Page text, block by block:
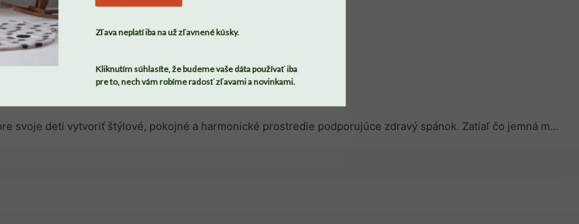
Jednofarebné obliečky sú tajnou zbraňou všetkých rodičov, ktorí chcú pre svoje deti vytvoriť štýlové, pokojné a harmonické prostredie podporujúce zdravý spánok. Zatiaľ čo jemná modrá, zelená, ružová či béžová navodzujú pocit bezpečia a spoľahlivo upokojujú detskú psychiku, moderná horčicová alebo šedá dodajú izbičke okamžitý šmrnc.
Zľava neplatí iba na už zľavnené kúsky.
Kliknutím súhlasíte, že budeme vaše dáta používať iba
pre to, nech vám robíme radosť zľavami a novinkami.